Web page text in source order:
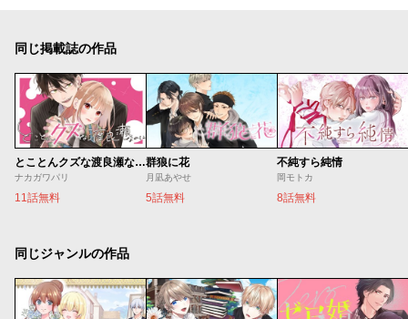
同じ掲載誌の作品
とことんクズな渡良瀬なのに
ナカガワパリ
11話無料
群狼に花
月凪あやせ
5話無料
不純すら純情
岡モトカ
8話無料
同じジャンルの作品